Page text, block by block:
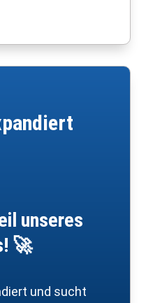
unseres
🚀
und sucht